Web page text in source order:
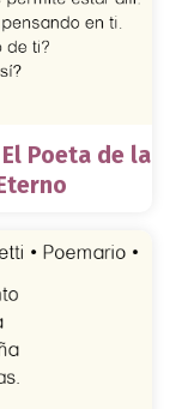
Poeta de la